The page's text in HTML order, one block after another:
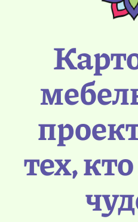
тех,